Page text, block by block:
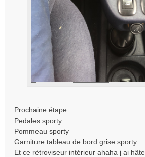
Prochaine étape
Pedales sporty
Pommeau sporty
Garniture tableau de bord grise sporty
Et ce rétroviseur intérieur ahaha j ai hâte